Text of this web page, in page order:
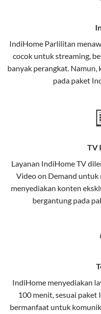
stabil, dan memiliki
Selain internet,
interaktif (IndiHome
satu paket.
Teknologi di Balik
Wifi IndiHome
menggunakan kabel
pelanggan.
keunggulan:
Kecepatan Tinggi
dibandingkan kabel
elektromagnetik,
Latensi Rendah
IndiHome Parlilitan
cocok untuk streaming,
banyak perangkat.
pada paket
TV
Layanan IndiHome TV
Video on Demand
menyediakan konten
bergantung pada
IndiHome menyediakan
100 menit, sesuai
bermanfaat untuk